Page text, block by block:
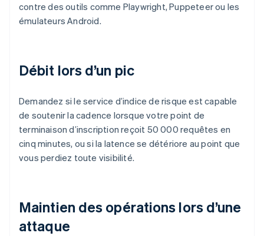
contre des outils comme Playwright, Puppeteer ou les
émulateurs Android.
Débit lors d’un pic
Demandez si le service d’indice de risque est capable
de soutenir la cadence lorsque votre point de
terminaison d’inscription reçoit 50 000 requêtes en
cinq minutes, ou si la latence se détériore au point que
vous perdiez toute visibilité.
Maintien des opérations lors d’une
attaque